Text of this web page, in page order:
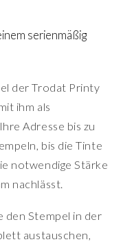
serienmäßig
der Trodat Printy
ihm als
Adresse bis zu
bis die Tinte
notwendige Stärke
nachlässt.
den Stempel in der
austauschen,